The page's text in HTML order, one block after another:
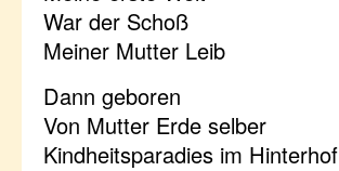
War der Schoß
Meiner Mutter Leib
Dann geboren
Von Mutter Erde selber
Kindheitsparadies im Hinterhof